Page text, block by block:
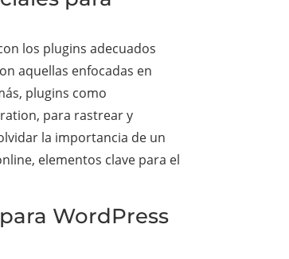
los plugins adecuados
aquellas enfocadas en
plugins como
para rastrear y
la importancia de un
elementos clave para el
WordPress